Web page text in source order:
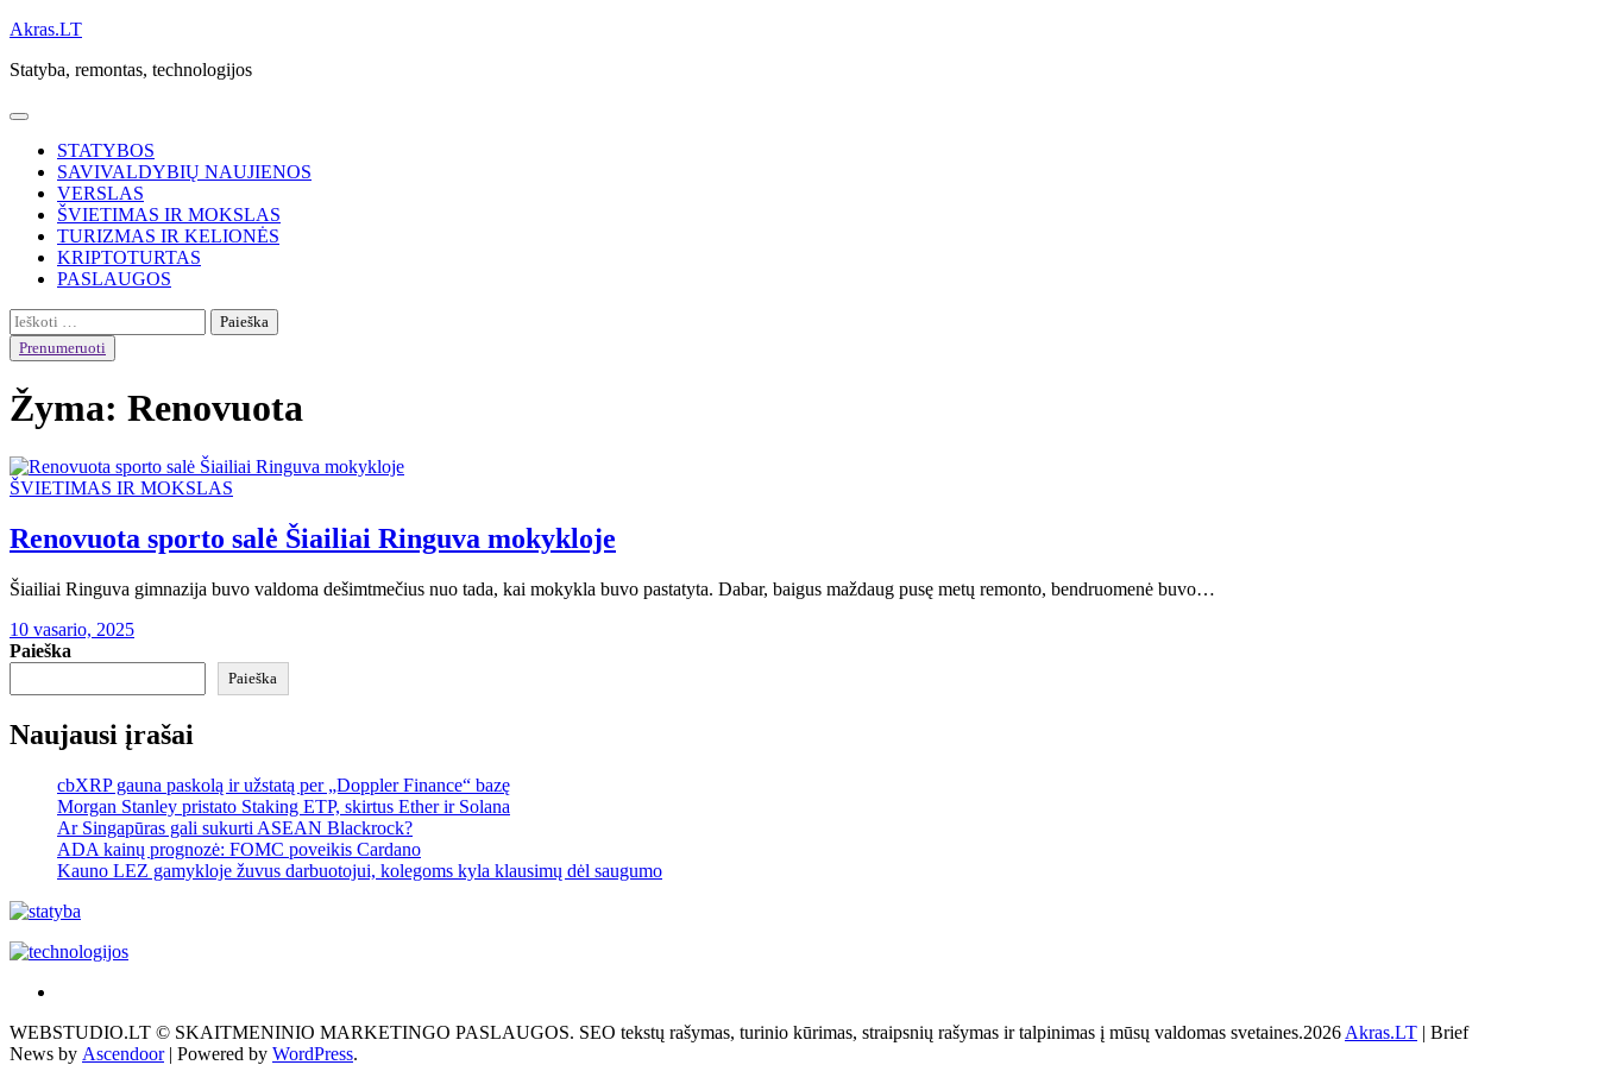
Skip
content
Akras.LT
Statyba, remontas, technologijos
STATYBOS
SAVIVALDYBIŲ NAUJIENOS
VERSLAS
ŠVIETIMAS IR MOKSLAS
TURIZMAS IR KELIONĖS
KRIPTOTURTAS
PASLAUGOS
Ieškoti:
Prenumeruoti
Žyma: Renovuota
ŠVIETIMAS IR MOKSLAS
Renovuota sporto salė Šiailiai Ringuva mokykloje
Šiailiai Ringuva gimnazija buvo valdoma dešimtmečius nuo tada, kai mokykla buvo pastatyta. Dabar, baigus maždaug pusę metų remonto, bendruomenė buvo…
10 vasario, 2025
Paieška
Paieška
Naujausi įrašai
cbXRP gauna paskolą ir užstatą per „Doppler Finance“ bazę
Morgan Stanley pristato Staking ETP, skirtus Ether ir Solana
Ar Singapūras gali sukurti ASEAN Blackrock?
ADA kainų prognozė: FOMC poveikis Cardano
Kauno LEZ gamykloje žuvus darbuotojui, kolegoms kyla klausimų dėl saugumo
tai
žemės
WEBSTUDIO.LT © SKAITMENINIO MARKETINGO PASLAUGOS. SEO tekstų rašymas, turinio kūrimas, straipsnių rašymas ir talpinimas į mūsų valdomas svetaines.2026 Akras.LT | Brief
News by Ascendoor| Powered by WordPress.